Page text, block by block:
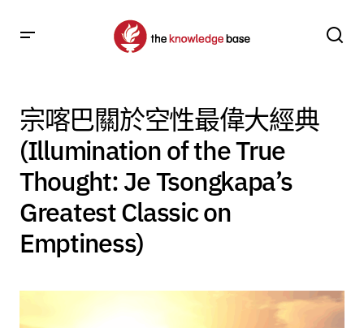
宗喀巴關於空性最偉大經典
(Illumination of the True
Thought: Je Tsongkapa’s
Greatest Classic on
Emptiness)